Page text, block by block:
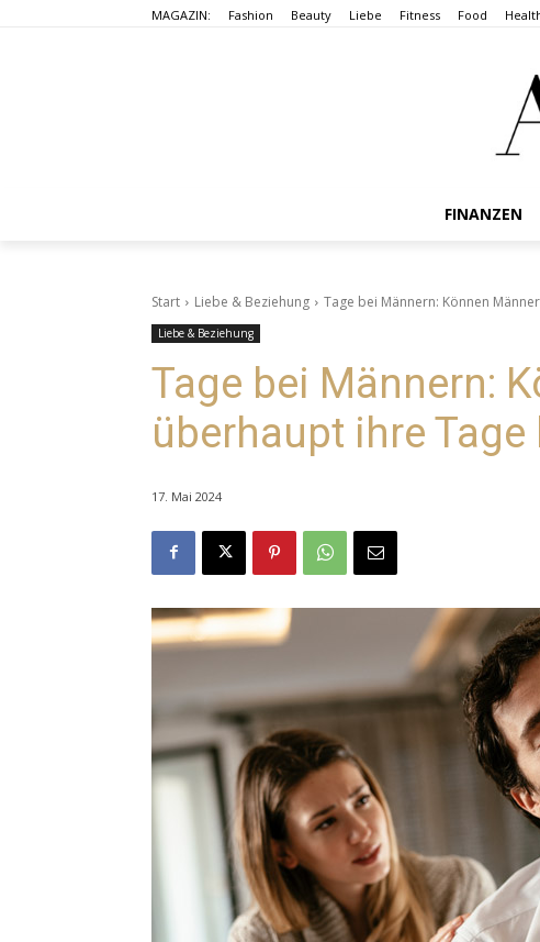
MAGAZIN: Fashion Beauty Liebe Fitness Food
FINANZEN
Start Liebe & Beziehung Tage bei Männern: Können
Liebe & Beziehung
Tage bei Männern:
überhaupt ihre Tage
17. Mai 2024